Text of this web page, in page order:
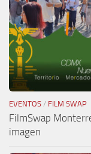
EVENTOS / FILM SWAP
FilmSwap
imagen